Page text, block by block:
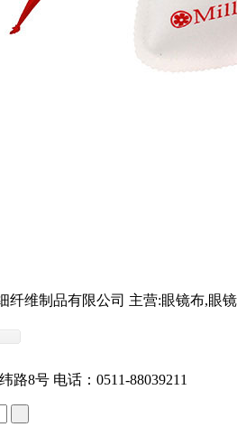
纤维制品有限公司 主营:眼镜布,眼
路8号 电话：0511-88039211